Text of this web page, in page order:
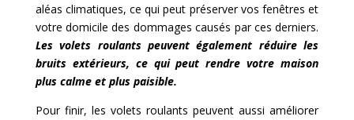
aléas climatiques, ce qui peut préserver vos fenêtres et
votre domicile des dommages causés par ces derniers.
Les volets roulants peuvent également réduire les
bruits extérieurs, ce qui peut rendre votre maison
plus calme et plus paisible.
Pour finir, les volets roulants peuvent aussi améliorer